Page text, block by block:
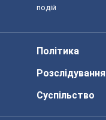
подій
Політика
Розслідування
Суспільство